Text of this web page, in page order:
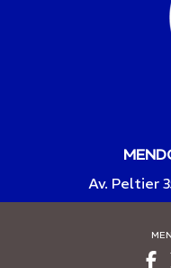
Av. Peltier